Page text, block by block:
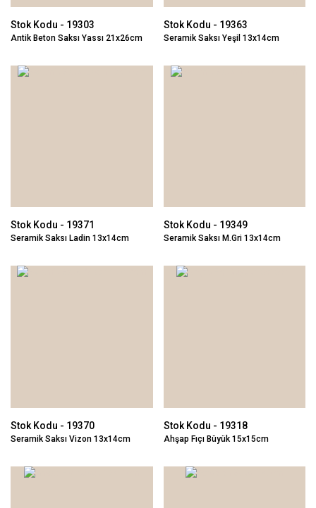
Stok Kodu - 19303
Antik Beton Saksı Yassı 21x26cm
Stok Kodu - 19363
Seramik Saksı Yeşil 13x14cm
Stok Kodu - 19371
Seramik Saksı Ladin 13x14cm
Stok Kodu - 19349
Seramik Saksı M.Gri 13x14cm
Stok Kodu - 19370
Seramik Saksı Vizon 13x14cm
Stok Kodu - 19318
Ahşap Fıçı Büyük 15x15cm